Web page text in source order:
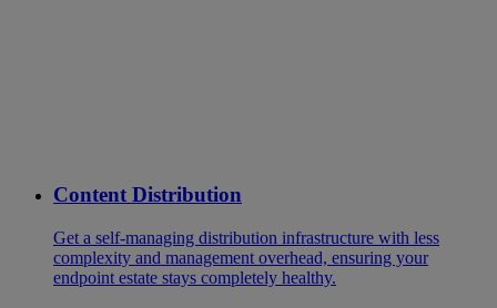
Content Distribution
Get a self-managing distribution infrastructure with less
complexity and management overhead, ensuring your
endpoint estate stays completely healthy.